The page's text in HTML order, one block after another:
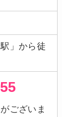
」から徒
ございま